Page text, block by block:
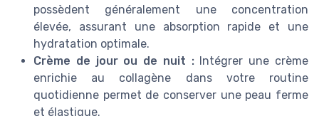
possèdent généralement une concentration
élevée, assurant une absorption rapide et une
hydratation optimale.
Crème de jour ou de nuit :Intégrer une crème
enrichie au collagène dans votre routine
quotidienne permet de conserver une peau ferme
et élastique.